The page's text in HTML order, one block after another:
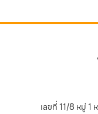
เลขที่ 11/8 หมู่ 1